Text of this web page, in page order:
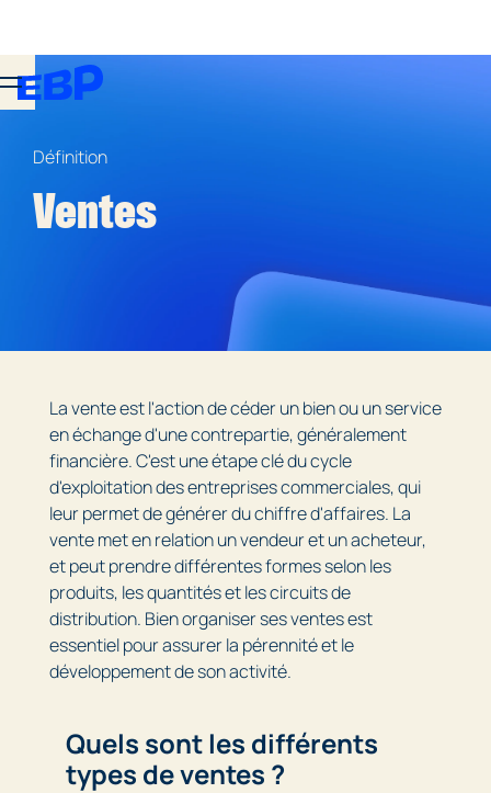
Définition
Ventes
La vente est l'action de céder un bien ou un service
en échange d'une contrepartie, généralement
financière. C'est une étape clé du cycle
d'exploitation des entreprises commerciales, qui
leur permet de générer du chiffre d'affaires. La
vente met en relation un vendeur et un acheteur,
et peut prendre différentes formes selon les
produits, les quantités et les circuits de
distribution. Bien organiser ses ventes est
essentiel pour assurer la pérennité et le
développement de son activité.
Quels sont les différents
types de ventes ?